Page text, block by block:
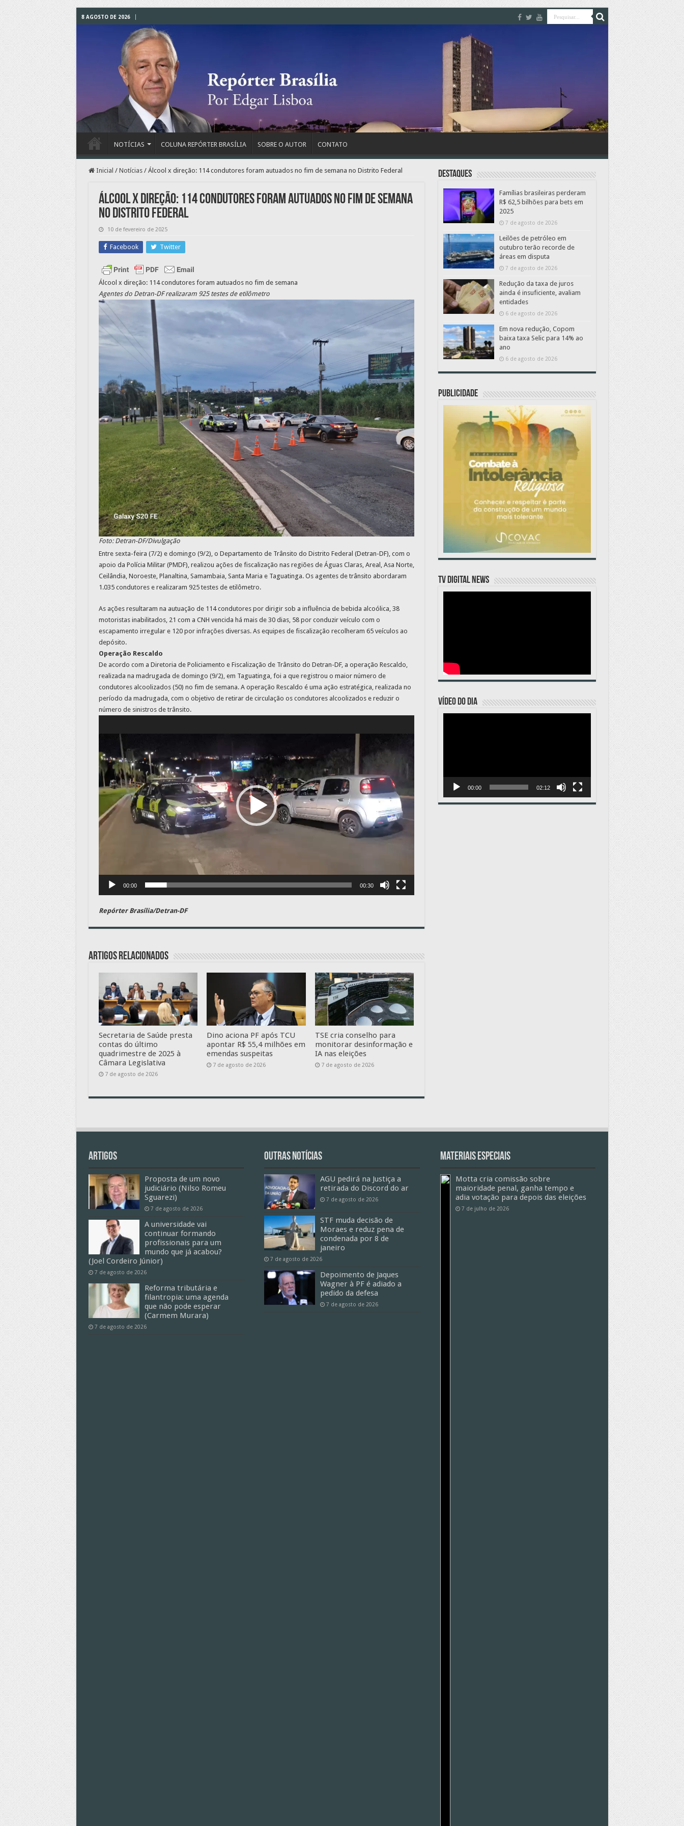
8 AGOSTO DE 2026
NOTÍCIAS COLUNA REPÓRTER BRASÍLIA SOBRE O AUTOR CONTATO
Inicial / Notícias / Álcool x direção: 114 condutores foram autuados no fim de semana no Distrito Federal
Álcool x direção: 114 condutores foram autuados no fim de semana
no Distrito Federal
10 de fevereiro de 2025
Facebook Twitter
Álcool x direção: 114 condutores foram autuados no fim de semana
Agentes do Detran-DF realizaram 925 testes de etilômetro
Foto: Detran-DF/Divulgação
Entre sexta-feira (7/2) e domingo (9/2), o Departamento de Trânsito do Distrito Federal (Detran-DF), com o
apoio da Polícia Militar (PMDF), realizou ações de fiscalização nas regiões de Águas Claras, Areal, Asa Norte,
Ceilândia, Noroeste, Planaltina, Samambaia, Santa Maria e Taguatinga. Os agentes de trânsito abordaram
1.035 condutores e realizaram 925 testes de etilômetro.
As ações resultaram na autuação de 114 condutores por dirigir sob a influência de bebida alcoólica, 38
motoristas inabilitados, 21 com a CNH vencida há mais de 30 dias, 58 por conduzir veículo com o
escapamento irregular e 120 por infrações diversas. As equipes de fiscalização recolheram 65 veículos ao
depósito.
Operação Rescaldo
De acordo com a Diretoria de Policiamento e Fiscalização de Trânsito do Detran-DF, a operação Rescaldo,
realizada na madrugada de domingo (9/2), em Taguatinga, foi a que registrou o maior número de
condutores alcoolizados (50) no fim de semana. A operação Rescaldo é uma ação estratégica, realizada no
período da madrugada, com o objetivo de retirar de circulação os condutores alcoolizados e reduzir o
número de sinistros de trânsito.
00:00 00:30
Repórter Brasília/Detran-DF
Artigos relacionados
Secretaria de Saúde presta
contas do último
quadrimestre de 2025 à
Câmara Legislativa
7 de agosto de 2026
Dino aciona PF após TCU
apontar R$ 55,4 milhões em
emendas suspeitas
7 de agosto de 2026
TSE cria conselho para
monitorar desinformação e
IA nas eleições
7 de agosto de 2026
Destaques
Famílias brasileiras perderam
R$ 62,5 bilhões para bets em
2025
7 de agosto de 2026
Leilões de petróleo em
outubro terão recorde de
áreas em disputa
7 de agosto de 2026
Redução da taxa de juros
ainda é insuficiente, avaliam
entidades
6 de agosto de 2026
Em nova redução, Copom
baixa taxa Selic para 14% ao
ano
6 de agosto de 2026
PUBLICIDADE
TV DIGITAL NEWS
VÍDEO DO DIA
00:00 02:12
Artigos
Proposta de um novo
judiciário (Nilso Romeu
Sguarezi)
7 de agosto de 2026
A universidade vai
continuar formando
profissionais para um
mundo que já acabou?
(Joel Cordeiro Júnior)
7 de agosto de 2026
Reforma tributária e
filantropia: uma agenda
que não pode esperar
(Carmem Murara)
7 de agosto de 2026
Outras Notícias
AGU pedirá na Justiça a
retirada do Discord do ar
7 de agosto de 2026
STF muda decisão de
Moraes e reduz pena de
condenada por 8 de
janeiro
7 de agosto de 2026
Depoimento de Jaques
Wagner à PF é adiado a
pedido da defesa
7 de agosto de 2026
Materiais especiais
Motta cria comissão sobre
maioridade penal, ganha tempo e
adia votação para depois das eleições
7 de julho de 2026